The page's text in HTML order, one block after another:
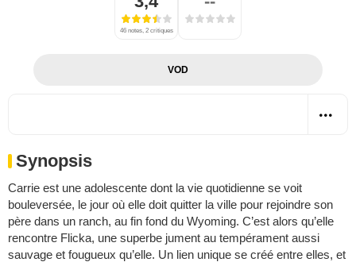
46 notes, 2 critiques
VOD
Synopsis
Carrie est une adolescente dont la vie quotidienne se voit
bouleversée, le jour où elle doit quitter la ville pour rejoindre son
père dans un ranch, au fin fond du Wyoming. C’est alors qu’elle
rencontre Flicka, une superbe jument au tempérament aussi
sauvage et fougueux qu’elle. Un lien unique se créé entre elles, et